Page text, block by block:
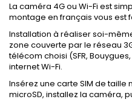
La caméra 4G ou Wi-Fi est
montage en français vous est
Installation à réaliser soi-
zone couverte par le réseau
télécom choisi (SFR,
internet Wi-Fi.
Insérez une carte SIM de
microSD, installez la caméra,